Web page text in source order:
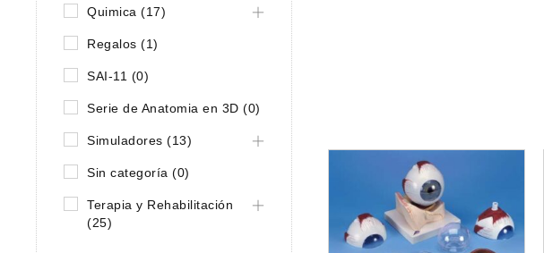
Quimica (17)
Regalos (1)
SAI-11 (0)
Serie de Anatomia en 3D (0)
Simuladores (13)
Sin categoría (0)
Terapia y Rehabilitación
(25)